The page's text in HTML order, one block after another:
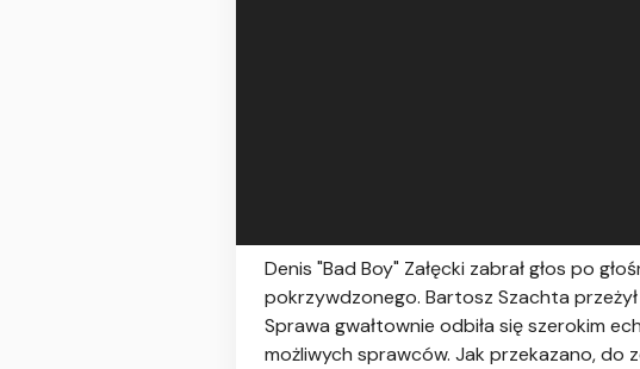
Denis "Bad Boy" Załęcki zabrał głos po
pokrzywdzonego. Bartosz Szachta
Sprawa gwałtownie odbiła się szerokim
możliwych sprawców. Jak przekazano, do